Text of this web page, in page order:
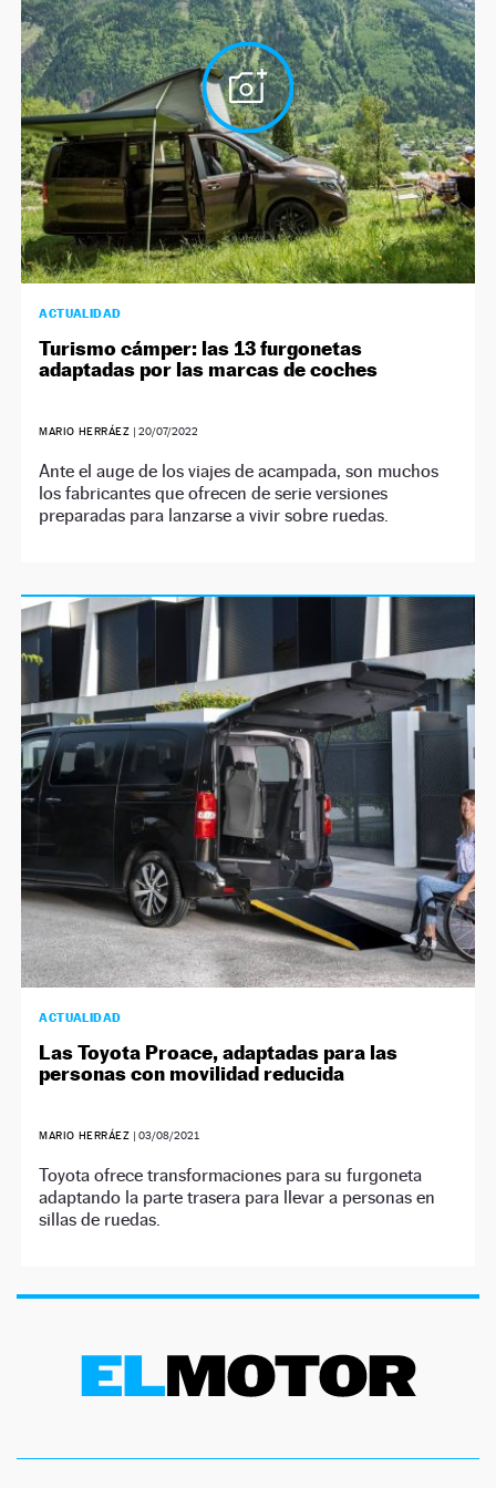
NEWSLETTER
SÍGUENOS
ACTUALIDAD
Turismo cámper: las 13 furgonetas
adaptadas por las marcas de coches
MARIO HERRÁEZ | 20/07/2022
Ante el auge de los viajes de acampada, son muchos
los fabricantes que ofrecen de serie versiones
preparadas para lanzarse a vivir sobre ruedas.
ACTUALIDAD
Las Toyota Proace, adaptadas para las
personas con movilidad reducida
MARIO HERRÁEZ | 03/08/2021
Toyota ofrece transformaciones para su furgoneta
adaptando la parte trasera para llevar a personas en
sillas de ruedas.